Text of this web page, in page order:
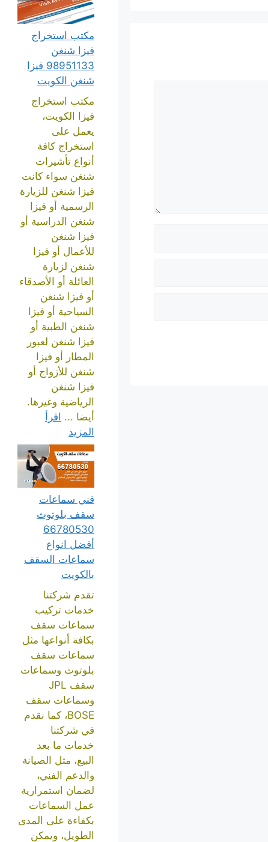
مكتب استخراج
فيزا شنغن
98951133 فيزا
شنغن الكويت
مكتب استخراج
فيزا الكويت،
يعمل على
استخراج كافة
أنواع تأشيرات
شنغن سواء كانت
فيزا شنغن للزيارة
الرسمية أو فيزا
شنغن الدراسية أو
فيزا شنغن
للأعمال أو فيزا
شنغن لزيارة
العائلة أو الأصدقاء
أو فيزا شنغن
السياحية أو فيزا
شنغن الطبية أو
فيزا شنغن لعبور
المطار أو فيزا
شنغن للأزواج أو
فيزا شنغن
الرياضية وغيرها.
أيضا ... اقرأ
المزيد
فني سماعات
سقف بلوتوث
66780530
أفضل انواع
سماعات السقف
بالكويت
تقدم شركتنا
خدمات تركيب
سماعات سقف
بكافة أنواعها مثل
سماعات سقف
بلوتوث وسماعات
سقف JPL
وسماعات سقف
BOSE، كما نقدم
في شركتنا
خدمات ما بعد
البيع، مثل الصيانة
والدعم الفني،
لضمان استمرارية
عمل السماعات
بكفاءة على المدى
الطويل، ويمكن